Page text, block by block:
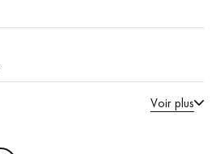
Voir plus